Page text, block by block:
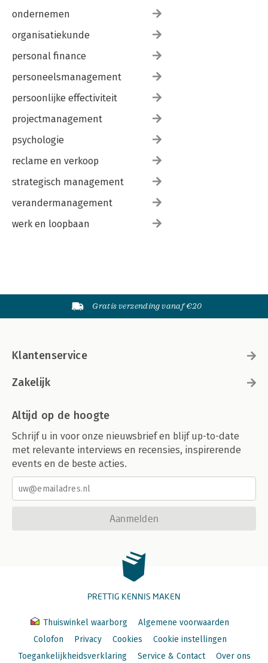
ondernemen
organisatiekunde
personal finance
personeelsmanagement
persoonlijke effectiviteit
projectmanagement
psychologie
reclame en verkoop
strategisch management
verandermanagement
werk en loopbaan
Gratis verzending vanaf €20
Klantenservice
Zakelijk
Altijd op de hoogte
Schrijf u in voor onze nieuwsbrief en blijf up-to-date
met relevante interviews en recensies, inspirerende
events en de beste acties.
Aanmelden
PRETTIG KENNIS MAKEN
Thuiswinkel waarborg
Algemene voorwaarden
Colofon
Privacy Cookies
Cookie instellingen
Toegankelijkheidsverklaring
Service & Contact Over ons